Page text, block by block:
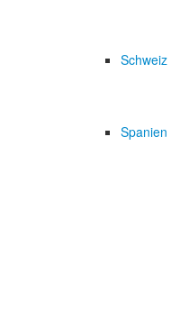
Schweiz
Spanien